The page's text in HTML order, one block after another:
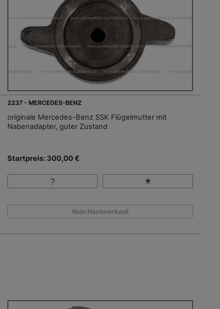
2237 - MERCEDES-BENZ
originale Mercedes-Benz SSK Flügelmutter mit
Nabenadapter, guter Zustand
Startpreis: 300,00 €
Kein Nachverkauf